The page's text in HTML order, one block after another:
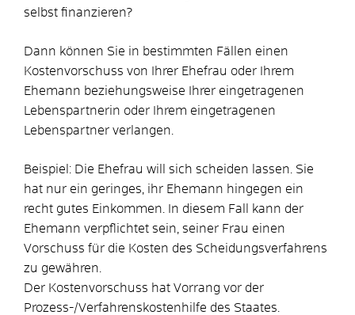
selbst finanzieren?
Dann können Sie in bestimmten Fällen einen
Kostenvorschuss von Ihrer Ehefrau oder Ihrem
Ehemann beziehungsweise Ihrer eingetragenen
Lebenspartnerin oder Ihrem eingetragenen
Lebenspartner verlangen.
Beispiel: Die Ehefrau will sich scheiden lassen. Sie
hat nur ein geringes, ihr Ehemann hingegen ein
recht gutes Einkommen. In diesem Fall kann der
Ehemann verpflichtet sein, seiner Frau einen
Vorschuss für die Kosten des Scheidungsverfahrens
zu gewähren.
Der Kostenvorschuss hat Vorrang vor der
Prozess-/Verfahrenskostenhilfe des Staates.